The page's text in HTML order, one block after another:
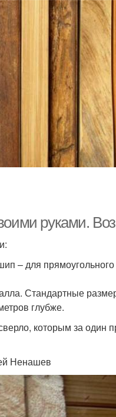
руками.
– для
Стандартные
глубже.
которым за один
Ненашев